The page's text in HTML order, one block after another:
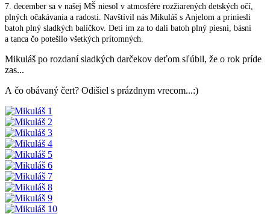
7. december sa v našej MŠ niesol v atmosfére rozžiarených detských očí,
plných očakávania a radosti. Navštívil nás Mikuláš s Anjelom a priniesli
batoh plný sladkých balíčkov. Deti im za to dali batoh plný piesni, básni
a tanca čo potešilo všetkých prítomných.
Mikuláš po rozdaní sladkých darčekov deťom sľúbil, že o rok príde
zas...
A čo obávaný čert? Odišiel s prázdnym vrecom...:)